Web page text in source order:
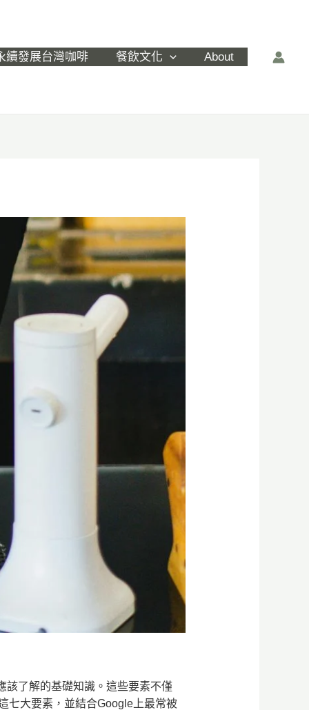
續發展台灣咖啡 餐飲文化 About
該了解的基礎知識。這些要素不僅
七大要素，並結合Google上最常被